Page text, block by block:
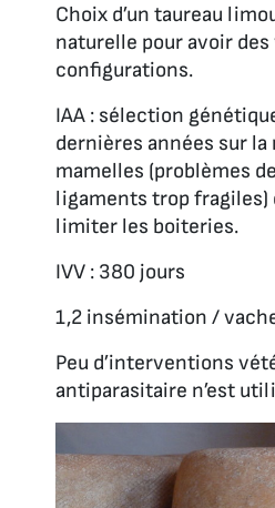
Choix d’un taureau
naturelle pour avoir
configurations.
IAA : sélection
dernières années sur
mamelles (problèmes
ligaments trop fragiles)
limiter les boiteries.
IVV : 380 jours
1,2 insémination /
Peu d’interventions
antiparasitaire n’est